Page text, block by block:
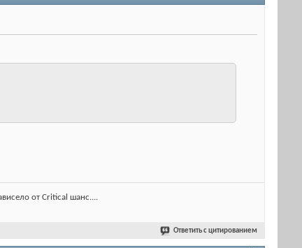
от Critical шанс....
Ответить с цитированием